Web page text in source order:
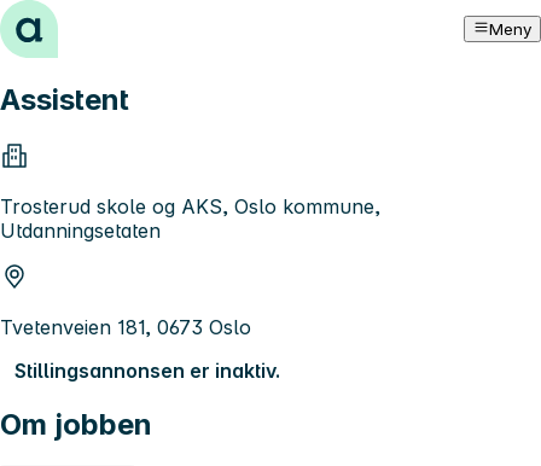
Hopp til innhold Meny
Assistent
Trosterud skole og AKS, Oslo kommune,
Utdanningsetaten
Tvetenveien 181, 0673 Oslo
Stillingsannonsen er inaktiv.
Om jobben